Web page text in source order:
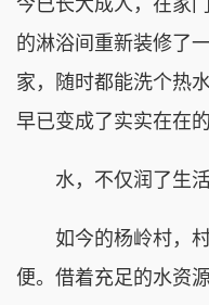
今已长大成人，在家
的淋浴间重新装修了
家，随时都能洗个热
早已变成了实实在在的
水，不仅润了生活
如今的杨岭村，村
便。借着充足的水资